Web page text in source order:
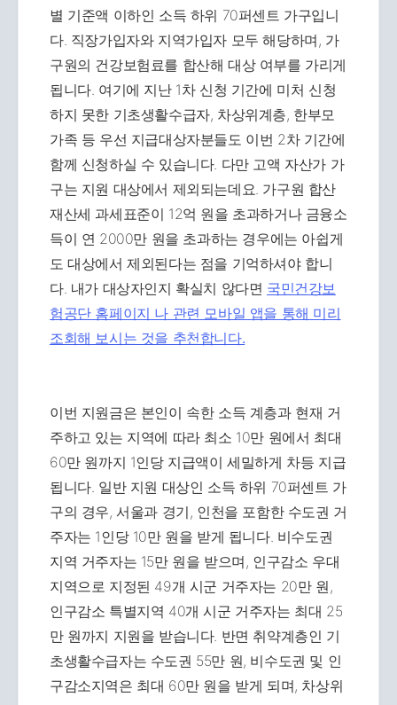
별 기준액 이하인 소득 하위 70퍼센트 가구입니
다. 직장가입자와 지역가입자 모두 해당하며, 가
구원의 건강보험료를 합산해 대상 여부를 가리게
됩니다. 여기에 지난 1차 신청 기간에 미처 신청
하지 못한 기초생활수급자, 차상위계층, 한부모
가족 등 우선 지급대상자분들도 이번 2차 기간에
함께 신청하실 수 있습니다. 다만 고액 자산가 가
구는 지원 대상에서 제외되는데요. 가구원 합산
재산세 과세표준이 12억 원을 초과하거나 금융소
득이 연 2000만 원을 초과하는 경우에는 아쉽게
도 대상에서 제외된다는 점을 기억하셔야 합니
다. 내가 대상자인지 확실치 않다면 국민건강보
험공단 홈페이지 나 관련 모바일 앱을 통해 미리
조회해 보시는 것을 추천합니다.
이번 지원금은 본인이 속한 소득 계층과 현재 거
주하고 있는 지역에 따라 최소 10만 원에서 최대
60만 원까지 1인당 지급액이 세밀하게 차등 지급
됩니다. 일반 지원 대상인 소득 하위 70퍼센트 가
구의 경우, 서울과 경기, 인천을 포함한 수도권 거
주자는 1인당 10만 원을 받게 됩니다. 비수도권
지역 거주자는 15만 원을 받으며, 인구감소 우대
지역으로 지정된 49개 시군 거주자는 20만 원,
인구감소 특별지역 40개 시군 거주자는 최대 25
만 원까지 지원을 받습니다. 반면 취약계층인 기
초생활수급자는 수도권 55만 원, 비수도권 및 인
구감소지역은 최대 60만 원을 받게 되며, 차상위